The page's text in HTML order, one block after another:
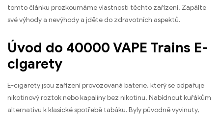
tomto článku prozkoumáme vlastnosti těchto zařízení, Zapálte
své výhody a nevýhody a jděte do zdravotních aspektů.
Úvod do 40000 VAPE Trains E-
cigarety
E-cigarety jsou zařízení provozovaná baterie, který se odpařuje
nikotinový roztok nebo kapaliny bez nikotinu, Nabídnout kuřákům
alternativu k klasické spotřebě tabáku. Byly původně vyvinuty,